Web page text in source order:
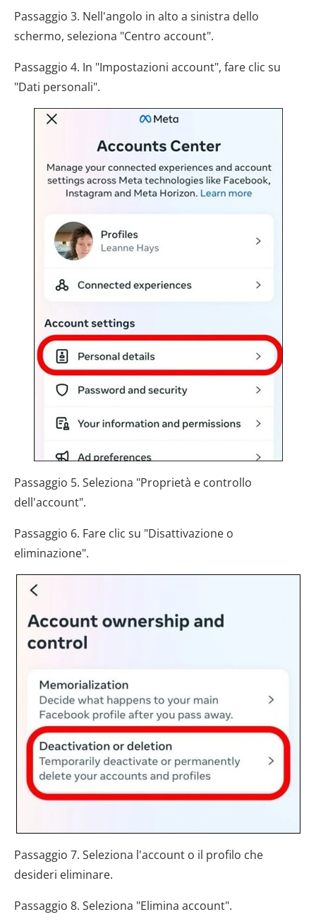
Passaggio 3. Nell'angolo in alto a sinistra dello
schermo, seleziona "Centro account".
Passaggio 4. In "Impostazioni account", fare clic su
"Dati personali".
Passaggio 5. Seleziona "Proprietà e controllo
dell'account".
Passaggio 6. Fare clic su "Disattivazione o
eliminazione".
Passaggio 7. Seleziona l'account o il profilo che
desideri eliminare.
Passaggio 8. Seleziona "Elimina account".